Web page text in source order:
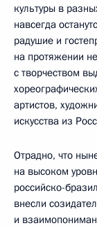
культуры в
навсегда
радушие и
на протяжении
с творчеством
артистов,
искусства из
Отрадно, что
на высоком
российско-
внесли
и